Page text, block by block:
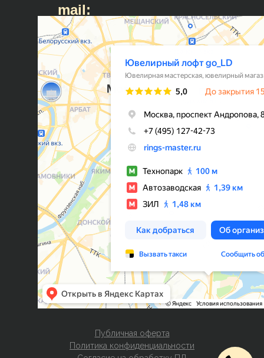
mail:
Публичная оферта
Политика конфиденциальности